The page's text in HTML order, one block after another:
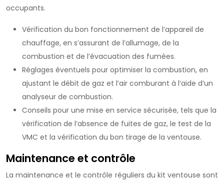
occupants.
Vérification du bon fonctionnement de l’appareil de
chauffage, en s’assurant de l’allumage, de la
combustion et de l’évacuation des fumées.
Réglages éventuels pour optimiser la combustion, en
ajustant le débit de gaz et l’air comburant à l’aide d’un
analyseur de combustion.
Conseils pour une mise en service sécurisée, tels que la
vérification de l’absence de fuites de gaz, le test de la
VMC et la vérification du bon tirage de la ventouse.
Maintenance et contrôle
La maintenance et le contrôle réguliers du kit ventouse sont